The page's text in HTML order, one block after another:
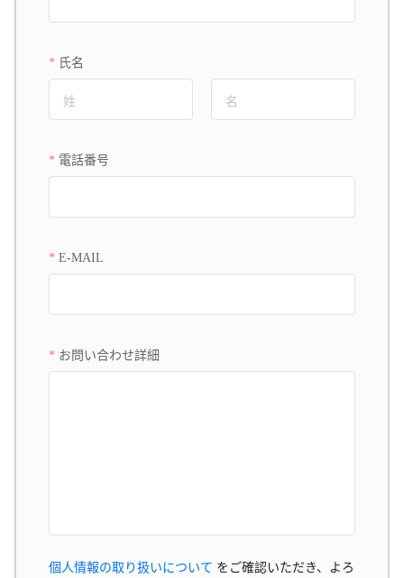
氏名
電話番号
E-MAIL
お問い合わせ詳細
個人情報の取り扱いについて をご確認いただき、よろ